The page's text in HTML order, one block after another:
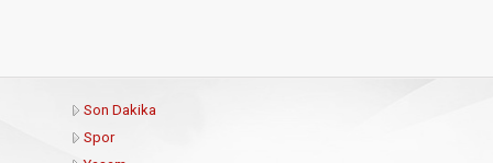
Son Dakika
Spor